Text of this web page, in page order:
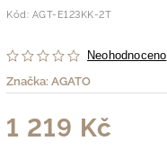
Kód: AGT-E123KK-2T
Neohodnoceno
Značka: AGATO
1 219 Kč